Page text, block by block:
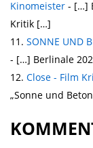
Kinomeister - […]
Kritik […]
SONNE UND
- […] Berlinale
Close - Film
„Sonne und